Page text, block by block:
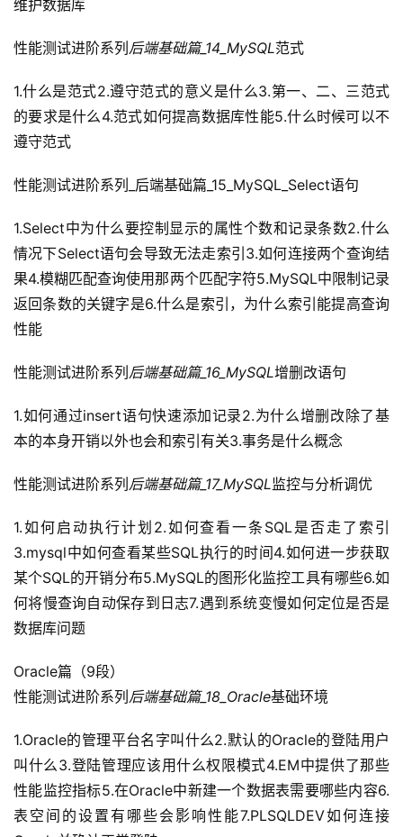
群
营
记
录
经
教
程
软
件
应
服
务
项
目
A
I
提
示
词
源
代
常
用
链
维护数据库
性能测试进阶系列 后端基础篇_14_MySQL范式
1.什么是范式2.遵守范式的意义是什么3.第一、二、三范式
的要求是什么4.范式如何提高数据库性能5.什么时候可以不
遵守范式
性能测试进阶系列_后端基础篇_15_MySQL_Select语句
1.Select中为什么要控制显示的属性个数和记录条数2.什么
情况下Select语句会导致无法走索引3.如何连接两个查询结
果4.模糊匹配查询使用那两个匹配字符5.MySQL中限制记录
返回条数的关键字是6.什么是索引，为什么索引能提高查询
性能
性能测试进阶系列 后端基础篇_16_MySQL增删改语句
1.如何通过insert语句快速添加记录2.为什么增删改除了基
本的本身开销以外也会和索引有关3.事务是什么概念
性能测试进阶系列 后端基础篇_17_MySQL监控与分析调优
1.如何启动执行计划2.如何查看一条SQL是否走了索引
3.mysql中如何查看某些SQL执行的时间4.如何进一步获取
某个SQL的开销分布5.MySQL的图形化监控工具有哪些6.如
何将慢查询自动保存到日志7.遇到系统变慢如何定位是否是
数据库问题
Oracle篇（9段）
性能测试进阶系列 后端基础篇_18_Oracle基础环境
1.Oracle的管理平台名字叫什么2.默认的Oracle的登陆用户
叫什么3.登陆管理应该用什么权限模式4.EM中提供了那些
性能监控指标5.在Oracle中新建一个数据表需要哪些内容6.
表空间的设置有哪些会影响性能7.PLSQLDEV如何连接